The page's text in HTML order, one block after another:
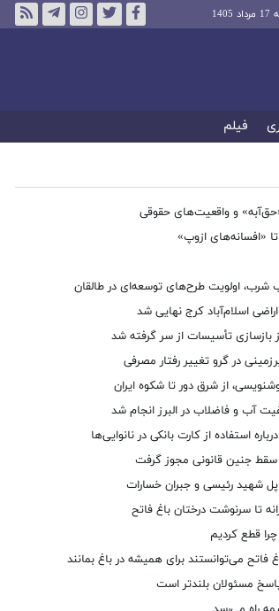
فیلم
و واقعیت‌های حقوقی
«افسانه‌های ازوپ»
شرب، اولویت طرح‌های توسعه‌ای در طالقان
اسلام‌آباد کرج نهایی شد
بازسازی تأسیسات از سر گرفته شد
در گرو تغییر رفتار مصرفی
از شرق دور تا شکوه ایران
استفاده از کارت بانکی در نانوایی‌ها
شهید رئیسی و جبران خسارات
تا سرنوشت درختان باغ فاتح
چرا قطع کردیم
فاتح می‌توانستند برای همیشه در باغ بمانند
مسئولان بلندتر است